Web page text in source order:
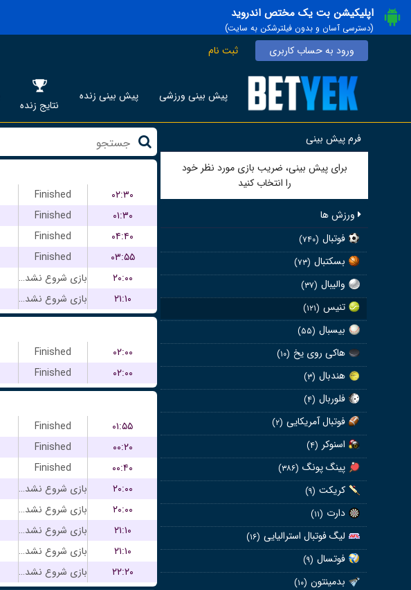
اپلیکیشن بت یک مختص اندروید
(دسترسی آسان و بدون فیلترشکن به سایت)
ورود به حساب کاربری ثبت نام
پیش بینی ورزشی پیش بینی زنده
نتایج زنده
فرم پیش بینی
برای پیش بینی، ضریب بازی مورد نظر خود
را انتخاب کنید
ورزش ها
فوتبال (۷۴۰)
بسکتبال (۷۳)
والیبال (۳۷)
تنیس (۱۲۱)
بیسبال (۵۵)
هاکی روی یخ (۱۰)
هندبال (۳)
فلوربال (۴)
فوتبال آمریکایی (۲)
اسنوکر (۴)
پینگ پونگ (۳۸۶)
کریکت (۹)
دارت (۱۱)
لیگ فوتبال استرالیایی (۱۶)
فوتسال (۹)
بدمینتون (۱۰)
Finished
۰۲:۳۰
Finished
۰۱:۳۰
Finished
۰۴:۴۰
Finished
۰۳:۵۵
بازی شروع نشده است
۲۰:۰۰
بازی شروع نشده است
۲۱:۱۰
Finished
۰۲:۰۰
Finished
۰۲:۰۰
Finished
۰۱:۵۵
Finished
۰۰:۲۰
Finished
۰۰:۴۰
بازی شروع نشده است
۲۰:۰۰
بازی شروع نشده است
۲۰:۰۰
بازی شروع نشده است
۲۱:۱۰
بازی شروع نشده است
۲۱:۱۰
بازی شروع نشده است
۲۲:۲۰